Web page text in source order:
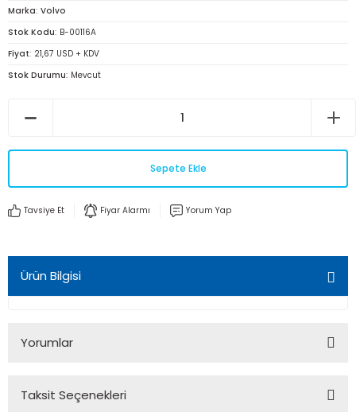
Marka Volvo
Stok Kodu B-00116A
Fiyat 21,67 USD + KDV
Stok Durumu Mevcut
Sepete Ekle
Tavsiye Et Fiyar Alarmı Yorum Yap
Ürün Bilgisi
Yorumlar
Taksit Seçenekleri